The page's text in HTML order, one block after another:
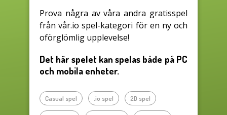
Prova några av våra andra gratisspel
från vår.io spel-kategori för en ny och
oförglömlig upplevelse!
Det här spelet kan spelas både på PC
och mobila enheter.
Casual spel .io spel 2D spel